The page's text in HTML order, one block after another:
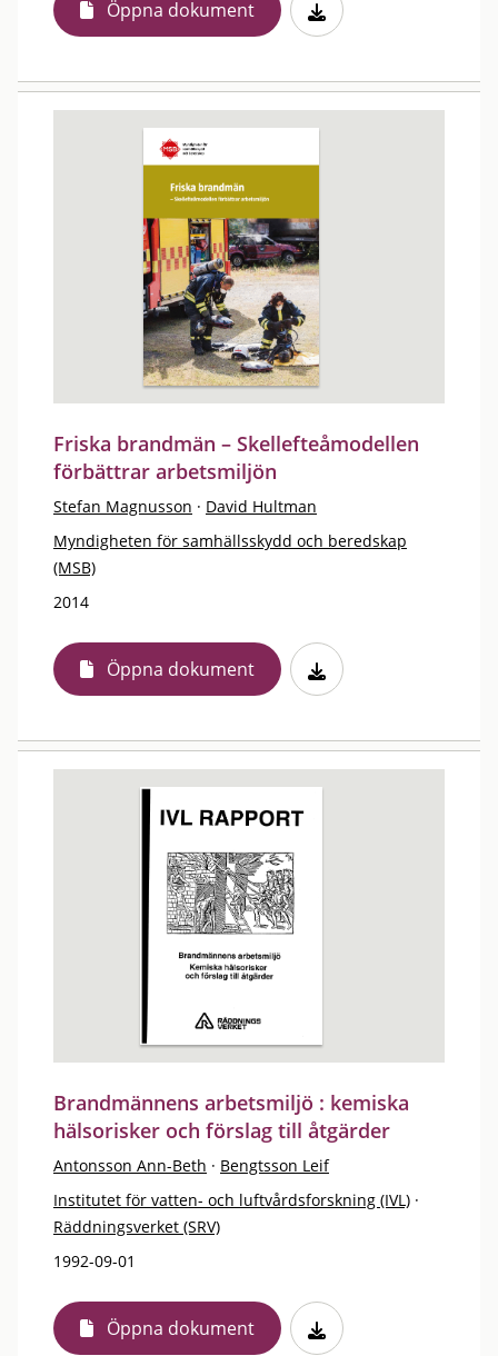
Öppna dokument
Friska brandmän – Skellefteåmodellen
förbättrar arbetsmiljön
Stefan Magnusson · David Hultman
Myndigheten för samhällsskydd och beredskap
(MSB)
2014
Öppna dokument
Brandmännens arbetsmiljö : kemiska
hälsorisker och förslag till åtgärder
Antonsson Ann-Beth · Bengtsson Leif
Institutet för vatten- och luftvårdsforskning (IVL) ·
Räddningsverket (SRV)
1992-09-01
Öppna dokument